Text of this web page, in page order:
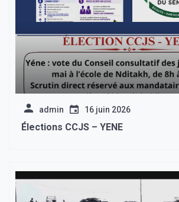
admin 16 juin 2026
Élections CCJS – YENE